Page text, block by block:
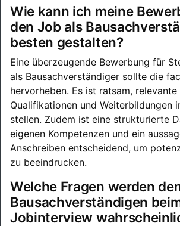
Wie kann ich meine
den Job als
besten gestalten?
Eine überzeugende Bewerbung für
als Bausachverständiger sollte die
hervorheben. Es ist ratsam,
Qualifikationen und Weiterbildungen
stellen. Zudem ist eine strukturierte
eigenen Kompetenzen und ein
Anschreiben entscheidend, um
zu beeindrucken.
Welche Fragen werden
Bausachverständigen
Jobinterview